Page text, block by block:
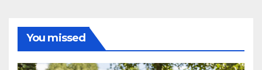
You missed